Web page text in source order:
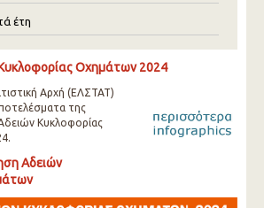
έτη
Οχημάτων 2024
Αρχή (ΕΛΣΤΑΤ)
της
Κυκλοφορίας
Αδειών